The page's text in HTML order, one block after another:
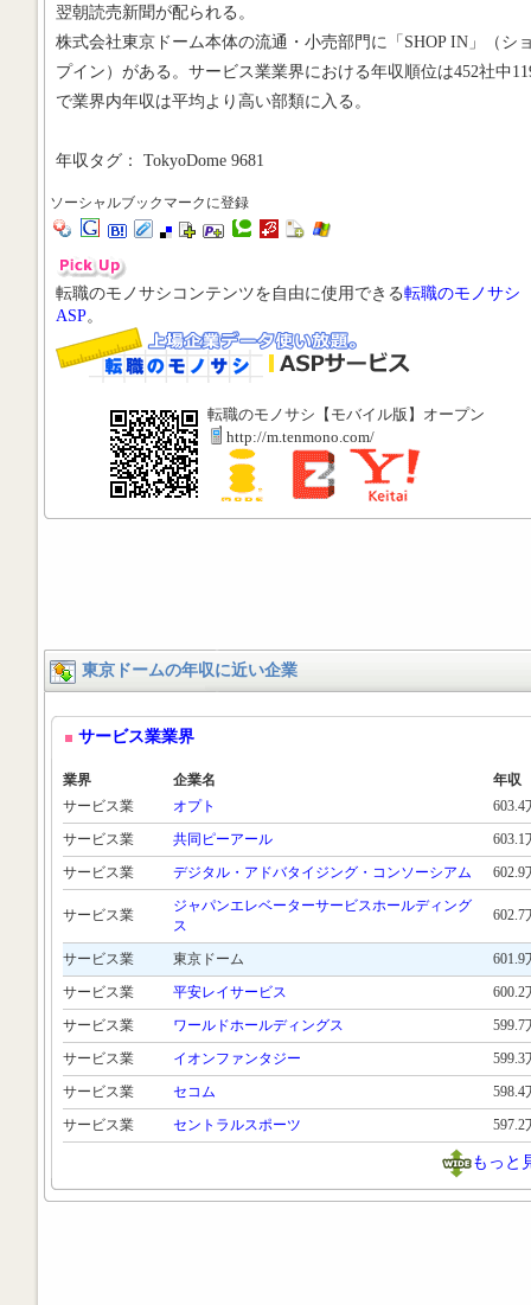
翌朝読売新聞が配られる。
株式会社東京ドーム本体の流通・小売部門に「SHOP IN」（シ
プイン）がある。サービス業業界における年収順位は452社中
で業界内年収は平均より高い部類に入る。
年収タグ： TokyoDome 9681
ソーシャルブックマークに登録
転職のモノサシコンテンツを自由に使用できる転職のモノサシ
ASP。
転職のモノサシ【モバイル版】オープン
http://m.tenmono.com/
東京ドームの年収に近い企業
サービス業業界
業界 企業名
年収
サービス業
オプト
603.4
サービス業
共同ピーアール
603.1
サービス業
デジタル・アドバタイジング・コンソーシアム 602.9
サービス業
ジャパンエレベーターサービスホールディング
ス
602.7
サービス業 東京ドーム
601.9
サービス業
平安レイサービス
600.2
サービス業
ワールドホールディングス
599.7
サービス業
イオンファンタジー
599.3
サービス業
セコム
598.4
サービス業
セントラルスポーツ 597.2
もっと